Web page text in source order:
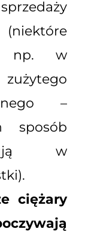
np. w
–
sposób
w
ciężary